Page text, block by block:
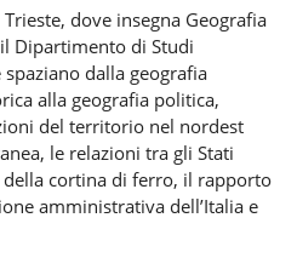
dove insegna Geografia
Dipartimento di Studi
dalla geografia
alla geografia politica,
del territorio nel nordest
le relazioni tra gli Stati
cortina di ferro, il rapporto
amministrativa dell’Italia e